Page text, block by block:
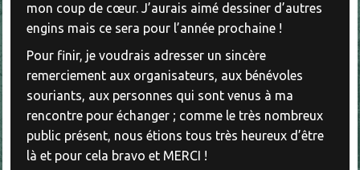
mon coup de cœur. J’aurais aimé dessiner d’autres
engins mais ce sera pour l’année prochaine !
Pour finir, je voudrais adresser un sincère
remerciement aux organisateurs, aux bénévoles
souriants, aux personnes qui sont venus à ma
rencontre pour échanger ; comme le très nombreux
public présent, nous étions tous très heureux d’être
là et pour cela bravo et MERCI !